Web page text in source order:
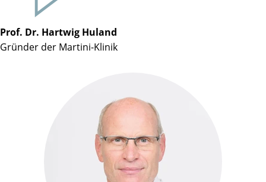
Prof. Dr. Hartwig Huland
Gründer der Martini-Klinik